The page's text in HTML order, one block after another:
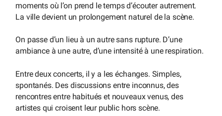
moments où l’on prend le temps d’écouter autrement.
La ville devient un prolongement naturel de la scène.
On passe d’un lieu à un autre sans rupture. D’une
ambiance à une autre, d’une intensité à une respiration.
Entre deux concerts, il y a les échanges. Simples,
spontanés. Des discussions entre inconnus, des
rencontres entre habitués et nouveaux venus, des
artistes qui croisent leur public hors scène.